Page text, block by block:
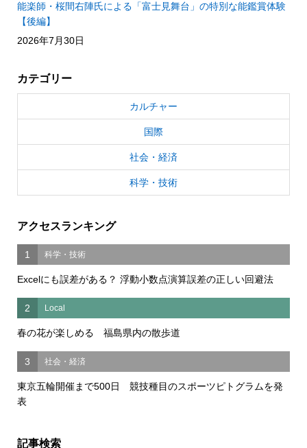
能楽師・桜間右陣氏による「富士見舞台」の特別な能鑑賞体験
【後編】
2026年7月30日
カテゴリー
カルチャー
国際
社会・経済
科学・技術
アクセスランキング
1 科学・技術
Excelにも誤差がある？ 浮動小数点演算誤差の正しい回避法
2 Local
春の花が楽しめる 福島県内の散歩道
3 社会・経済
東京五輪開催まで500日 競技種目のスポーツピトグラムを発
表
記事検索